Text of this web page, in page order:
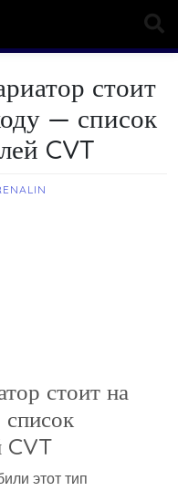
стоит
— список
CVT
стоит на
CVT
этот тип